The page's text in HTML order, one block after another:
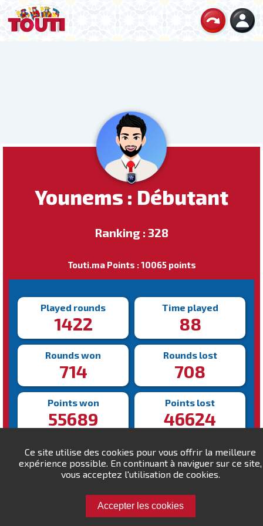
Ce site utilise des cookies pour vous offrir la meilleure
expérience possible. En continuant à naviguer sur ce site,
vous acceptez l'utilisation de cookies.
Accepter les cookies
Younems : Débutant
Ranking : 328
Touti.ma Points : 10065 points
Played rounds
1422
Time played
88
Rounds won
714
Rounds lost
708
Points won
55689
Points lost
46624
Fastest victory
105s
Slowest victory
865s
Challenge Younems !